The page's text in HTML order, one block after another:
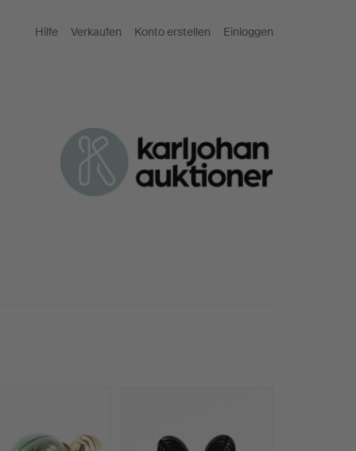
Hilfe Verkaufen Konto erstellen Einloggen